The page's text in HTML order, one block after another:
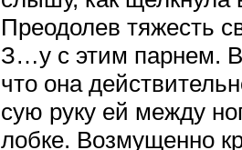
Преодолев тяжесть
З…у с этим парнем.
что она
сую руку ей между
лобке. Возмущенно